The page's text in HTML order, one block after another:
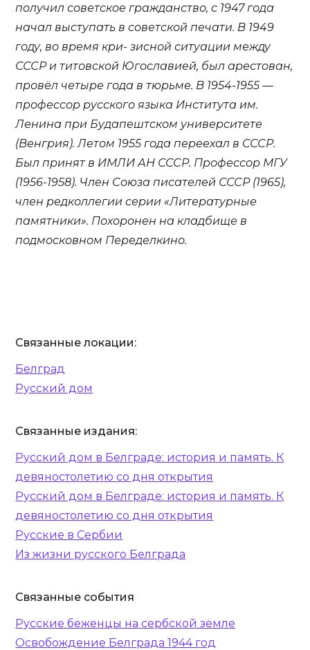
получил советское гражданство, с 1947 года
начал выступать в советской печати. В 1949
году, во время кри- зисной ситуации между
СССР и титовской Югославией, был арестован,
провёл четыре года в тюрьме. В 1954-1955 —
профессор русского языка Института им.
Ленина при Будапештском университете
(Венгрия). Летом 1955 года переехал в СССР.
Был принят в ИМЛИ АН СССР. Профессор МГУ
(1956-1958). Член Союза писателей СССР (1965),
член редколлегии серии «Литературные
памятники». Похоронен на кладбище в
подмосковном Переделкино.
Связанные локации:
Белград
Русский дом
Связанные издания:
Русский дом в Белграде: история и память. К
девяностолетию со дня открытия
Русский дом в Белграде: история и память. К
девяностолетию со дня открытия
Русские в Сербии
Из жизни русского Белграда
Связанные события
Русские беженцы на сербской земле‍
Освобождение Белграда 1944 год